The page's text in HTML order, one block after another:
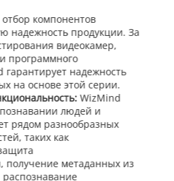
компонентов
надежность продукции. За
видеокамер,
программного
надежность
на основе этой серии.
WizMind
людей и
рядом разнообразных
таких как
получение метаданных из
распознавание